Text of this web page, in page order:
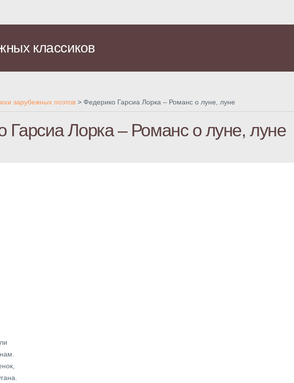
классиков
зарубежных поэтов > Федерико Гарсиа Лорка – Романс о луне, луне
Гарсиа Лорка – Романс о луне, луне